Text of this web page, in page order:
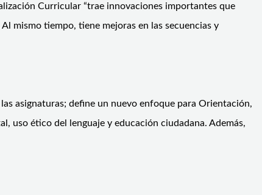
Curricular “trae innovaciones importantes que
mismo tiempo, tiene mejoras en las secuencias y
asignaturas; define un nuevo enfoque para Orientación,
uso ético del lenguaje y educación ciudadana. Además,